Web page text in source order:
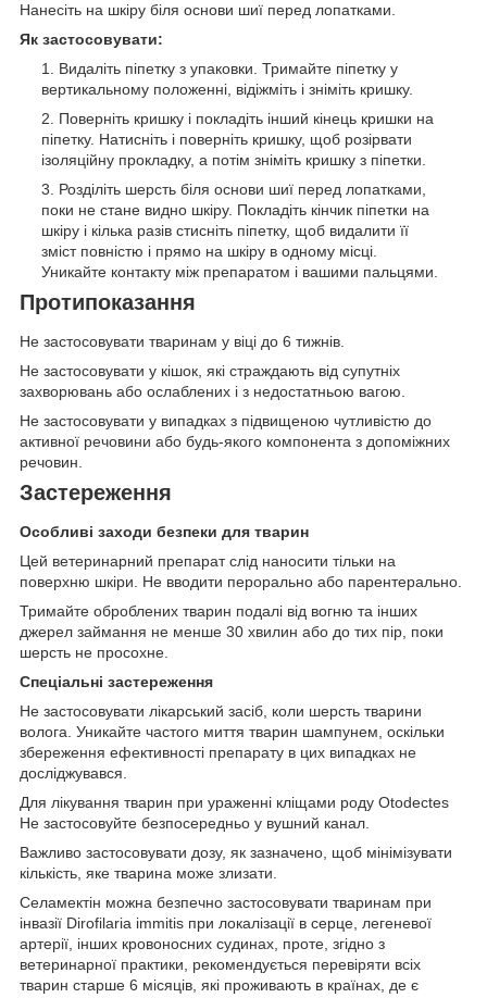
Нанесіть на шкіру біля основи шиї перед лопатками.
Як застосовувати:
Видаліть піпетку з упаковки. Тримайте піпетку у
вертикальному положенні, відіжміть і зніміть кришку.
Поверніть кришку і покладіть інший кінець кришки на
піпетку. Натисніть і поверніть кришку, щоб розірвати
ізоляційну прокладку, а потім зніміть кришку з піпетки.
Розділіть шерсть біля основи шиї перед лопатками,
поки не стане видно шкіру. Покладіть кінчик піпетки на
шкіру і кілька разів стисніть піпетку, щоб видалити її
зміст повністю і прямо на шкіру в одному місці.
Уникайте контакту між препаратом і вашими пальцями.
Протипоказання
Не застосовувати тваринам у віці до 6 тижнів.
Не застосовувати у кішок, які страждають від супутніх
захворювань або ослаблених і з недостатньою вагою.
Не застосовувати у випадках з підвищеною чутливістю до
активної речовини або будь-якого компонента з допоміжних
речовин.
Застереження
Особливі заходи безпеки для тварин
Цей ветеринарний препарат слід наносити тільки на
поверхню шкіри. Не вводити перорально або парентерально.
Тримайте оброблених тварин подалі від вогню та інших
джерел займання не менше 30 хвилин або до тих пір, поки
шерсть не просохне.
Спеціальні застереження
Не застосовувати лікарський засіб, коли шерсть тварини
волога. Уникайте частого миття тварин шампунем, оскільки
збереження ефективності препарату в цих випадках не
досліджувався.
Для лікування тварин при ураженні кліщами роду Otodectes
Не застосовуйте безпосередньо у вушний канал.
Важливо застосовувати дозу, як зазначено, щоб мінімізувати
кількість, яке тварина може злизати.
Селамектін можна безпечно застосовувати тваринам при
інвазії Dirofilaria immitis при локалізації в серце, легеневої
артерії, інших кровоносних судинах, проте, згідно з
ветеринарної практики, рекомендується перевіряти всіх
тварин старше 6 місяців, які проживають в країнах, де є